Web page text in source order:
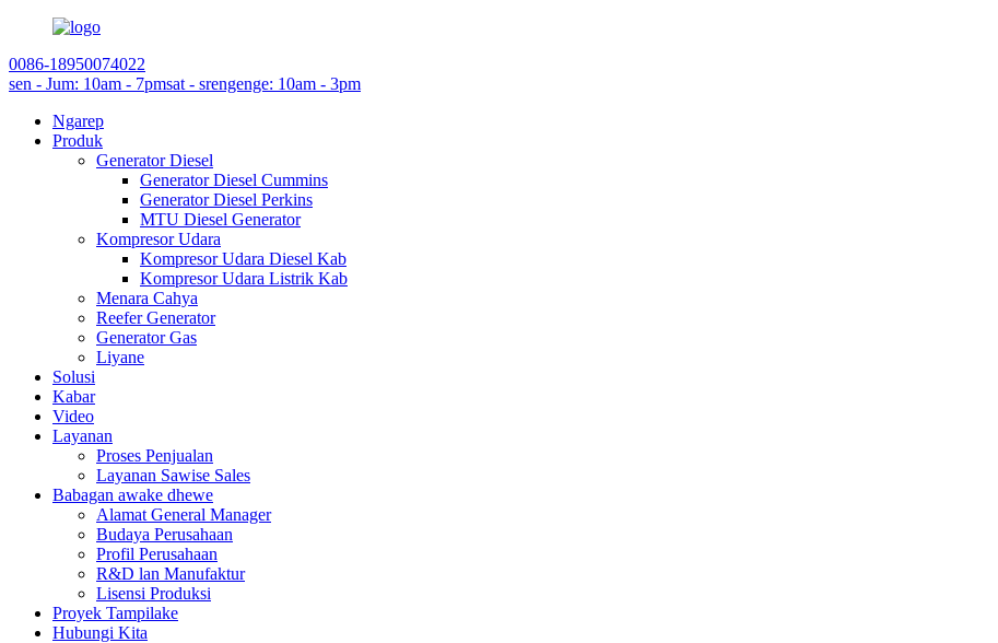
0086-18950074022
sen - Jum: 10am - 7pmsat - srengenge: 10am - 3pm
Ngarep
Produk
Generator Diesel
Generator Diesel Cummins
Generator Diesel Perkins
MTU Diesel Generator
Kompresor Udara
Kompresor Udara Diesel Kab
Kompresor Udara Listrik Kab
Menara Cahya
Reefer Generator
Generator Gas
Liyane
Solusi
Kabar
Video
Layanan
Proses Penjualan
Layanan Sawise Sales
Babagan awake dhewe
Alamat General Manager
Budaya Perusahaan
Profil Perusahaan
R&D lan Manufaktur
Lisensi Produksi
Proyek Tampilake
Hubungi Kita